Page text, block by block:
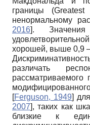
границы
ненормальному
2016].
хорошей, выше 0,9
различать
рассматриваемого
[Ferguson, 1949]
2007], таких как
близкие к